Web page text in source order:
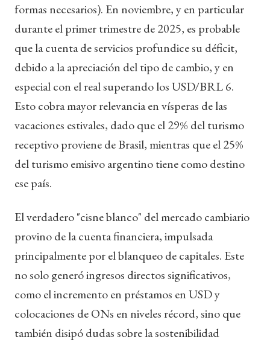
formas necesarios). En noviembre, y en particular
durante el primer trimestre de 2025, es probable
que la cuenta de servicios profundice su déficit,
debido a la apreciación del tipo de cambio, y en
especial con el real superando los USD/BRL 6.
Esto cobra mayor relevancia en vísperas de las
vacaciones estivales, dado que el 29% del turismo
receptivo proviene de Brasil, mientras que el 25%
del turismo emisivo argentino tiene como destino
ese país.
El verdadero "cisne blanco" del mercado cambiario
provino de la cuenta financiera, impulsada
principalmente por el blanqueo de capitales. Este
no solo generó ingresos directos significativos,
como el incremento en préstamos en USD y
colocaciones de ONs en niveles récord, sino que
también disipó dudas sobre la sostenibilidad